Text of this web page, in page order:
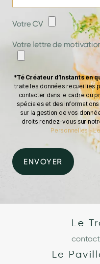
Votre CV
Votre lettre de
*Té Créateur d’Instants en
traite les données recueillies
contacter dans le cadre du
spéciales et des
sur la gestion de vos
droits rendez-vous sur
Personnelles -
Le
Le